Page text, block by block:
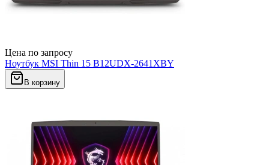
Цена по запросу
Ноутбук MSI Thin 15 B12UDX-2641XBY
В корзину